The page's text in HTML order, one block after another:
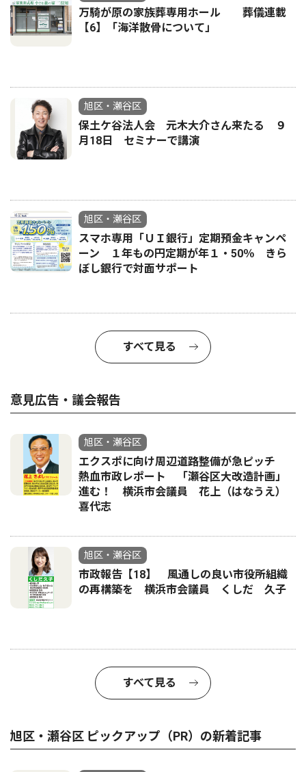
万騎が原の家族葬専用ホール 葬儀連載
【6】「海洋散骨について」
旭区・瀬谷区
保土ケ谷法人会 元木大介さん来たる ９
月18日 セミナーで講演
旭区・瀬谷区
スマホ専用「ＵＩ銀行」定期預金キャンペ
ーン １年もの円定期が年１・50％ きら
ぼし銀行で対面サポート
すべて見る
意見広告・議会報告
旭区・瀬谷区
エクスポに向け周辺道路整備が急ピッチ
熱血市政レポート 「瀬谷区大改造計画」
進む！ 横浜市会議員 花上（はなうえ）
喜代志
旭区・瀬谷区
市政報告【18】 風通しの良い市役所組織
の再構築を 横浜市会議員 くしだ 久子
すべて見る
旭区・瀬谷区 ピックアップ（PR）の新着記事